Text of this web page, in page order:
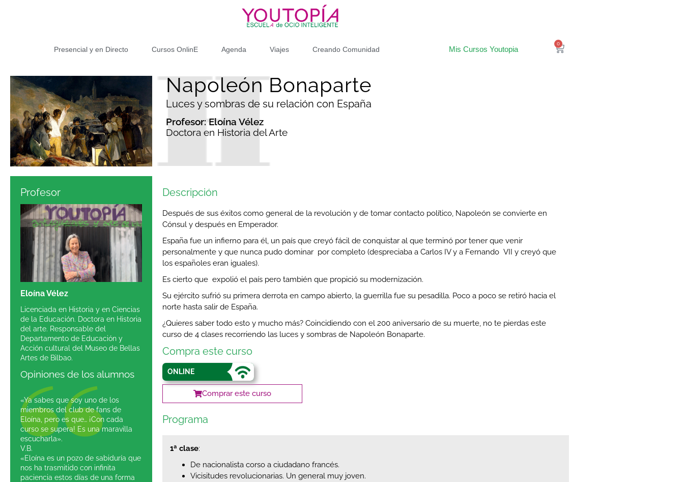
Presencial y en Directo Cursos OnlinE Agenda Viajes Creando Comunidad Mis Cursos Youtopia
0
Napoleón Bonaparte
Luces y sombras de su relación con España
Profesor: Eloína Vélez
Doctora en Historia del Arte
Profesor
Eloína Vélez
Licenciada en Historia y en Ciencias
de la Educación. Doctora en Historia
del arte. Responsable del
Departamento de Educación y
Acción cultural del Museo de Bellas
Artes de Bilbao.
Opiniones de los alumnos
«Ya sabes que soy uno de los
miembros del club de fans de
Eloína, pero es que… ¡Con cada
curso se supera! Es una maravilla
escucharla».
V.B.
«Eloína es un pozo de sabiduría que
nos ha trasmitido con infinita
paciencia estos días de una forma
Descripción
Después de sus éxitos como general de la revolución y de tomar contacto político, Napoleón se convierte en
Cónsul y después en Emperador.
España fue un infierno para él, un país que creyó fácil de conquistar al que terminó por tener que venir
personalmente y que nunca pudo dominar por completo (despreciaba a Carlos IV y a Fernando VII y creyó que
los españoles eran iguales).
Es cierto que expolió el país pero también que propició su modernización.
Su ejército sufrió su primera derrota en campo abierto, la guerrilla fue su pesadilla. Poco a poco se retiró hacia el
norte hasta salir de España.
¿Quieres saber todo esto y mucho más? Coincidiendo con el 200 aniversario de su muerte, no te pierdas este
curso de 4 clases recorriendo las luces y sombras de Napoleón Bonaparte.
Compra este curso
ONLINE
Comprar este curso
Programa
1ª clase:
De nacionalista corso a ciudadano francés.
Vicisitudes revolucionarias. Un general muy joven.